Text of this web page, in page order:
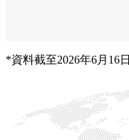
*資料截至2026年6月16日